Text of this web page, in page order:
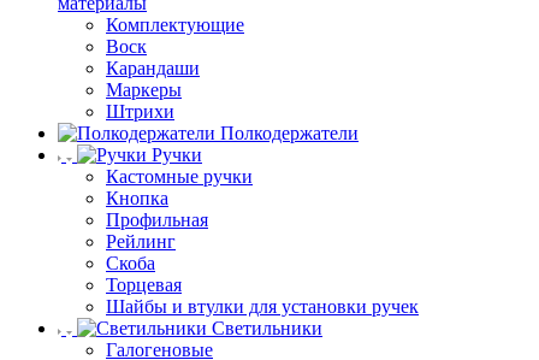
Комплектующие
Воск
Карандаши
Маркеры
Штрихи
Полкодержатели
Ручки
Кастомные ручки
Кнопка
Профильная
Рейлинг
Скоба
Торцевая
Шайбы и втулки для установки ручек
Светильники
Галогеновые